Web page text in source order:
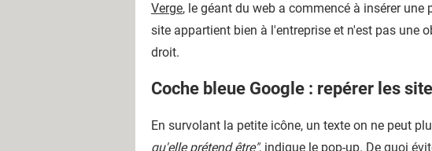
Verge, le géant du web a commencé à insérer une
site appartient bien à l'entreprise et n'est pas une
droit.
Coche bleue Google : repérer les
En survolant la petite icône, un texte on ne peut
qu'elle prétend être", indique le pop-up. De quoi